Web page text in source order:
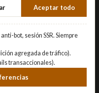
·Gestionar cookies
Aceptar todo
bot, sesión SSR. Siempre
agregada de tráfico).
transaccionales).